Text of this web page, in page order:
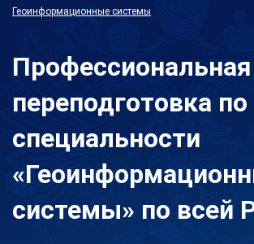
Геоинформационные системы
Профессиональная
переподготовка по
специальности
системы» по всей